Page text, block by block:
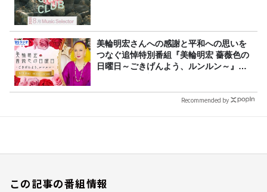
美輪明宏さんへの感謝と平和への思いを
つなぐ追悼特別番組『美輪明宏 薔薇色の
日曜日～ごきげんよう、ルンルン～』
Recommended by
この記事の番組情報